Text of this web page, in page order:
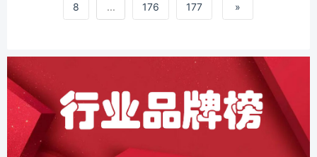
8 ... 176 177 »